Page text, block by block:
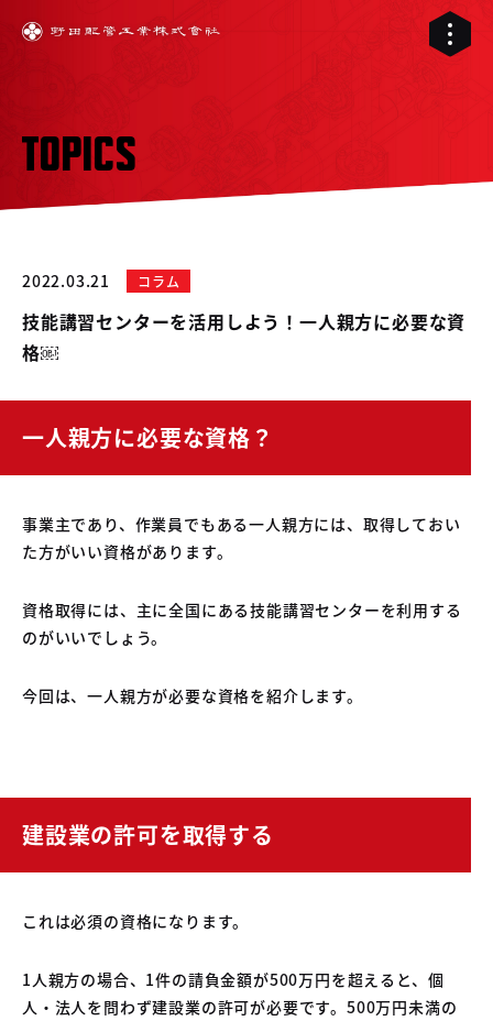
01
04 中古車買取販売テンペスト
05 NOJ岡山店
TOPICS
2022.03.21 コラム
技能講習センターを活用しよう！一人親方に必要な資
格￼
一人親方に必要な資格？
事業主であり、作業員でもある一人親方には、取得しておい
た方がいい資格があります。
資格取得には、主に全国にある技能講習センターを利用する
のがいいでしょう。
今回は、一人親方が必要な資格を紹介します。
建設業の許可を取得する
これは必須の資格になります。
1人親方の場合、1件の請負金額が500万円を超えると、個
人・法人を問わず建設業の許可が必要です。500万円未満の